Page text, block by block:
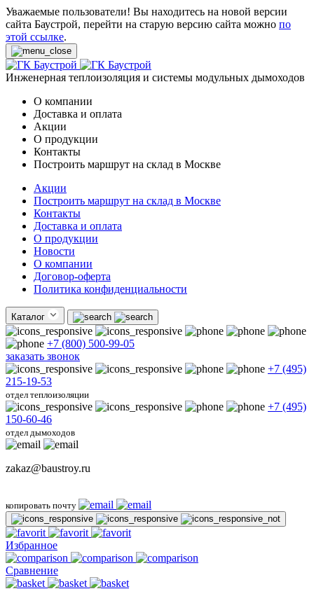
Уважаемые пользователи! Вы находитесь на новой версии
сайта Баустрой, перейти на старую версию сайта можно по
этой ссылке.
Инженерная теплоизоляция и системы модульных дымоходов
О компании
Доставка и оплата
Акции
О продукции
Контакты
Построить маршрут на склад в Москве
Акции
Построить маршрут на склад в Москве
Контакты
Доставка и оплата
О продукции
Новости
О компании
Договор-оферта
Политика конфиденциальности
Каталог
+7 (800) 500-99-05
заказать звонок
+7 (495)
215-19-53
отдел теплоизоляции
+7 (495)
150-60-46
отдел дымоходов
zakaz@baustroy.ru
копировать почту
Избранное
Сравнение